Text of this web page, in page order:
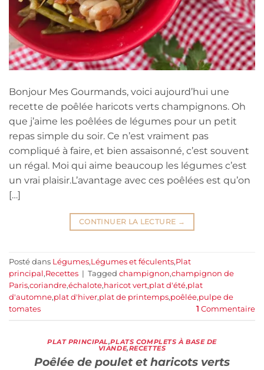
Bonjour Mes Gourmands, voici aujourd’hui une
recette de poêlée haricots verts champignons. Oh
que j’aime les poêlées de légumes pour un petit
repas simple du soir. Ce n’est vraiment pas
compliqué à faire, et bien assaisonné, c’est souvent
un régal. Moi qui aime beaucoup les légumes c’est
un vrai plaisir.L’avantage avec ces poêlées est qu’on
[…]
CONTINUER LA LECTURE →
Posté dans Légumes,Légumes et féculents,Plat
principal,Recettes | Tagged champignon,champignon de
Paris,coriandre,échalote,haricot vert,plat d'été,plat
d'automne,plat d'hiver,plat de printemps,poêlée,pulpe de
tomates
1 Commentaire
PLAT PRINCIPAL,PLATS COMPLETS À BASE DE
VIANDE,RECETTES
Poêlée de poulet et haricots verts